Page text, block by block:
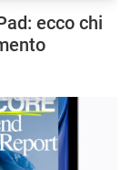
ecco chi